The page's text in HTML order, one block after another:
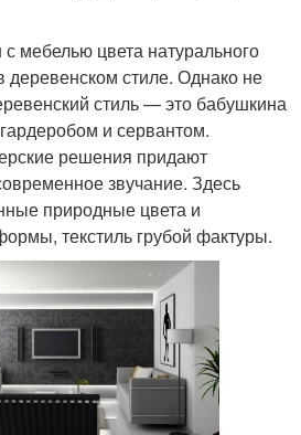
мебелью цвета натурального
деревенском стиле. Однако не
стиль — это бабушкина
и сервантом.
решения придают
звучание. Здесь
природные цвета и
текстиль грубой фактуры.